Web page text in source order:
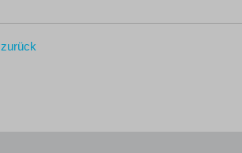
zurück